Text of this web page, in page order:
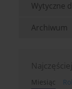
Wytyczne
Archiwum
Miesiąc